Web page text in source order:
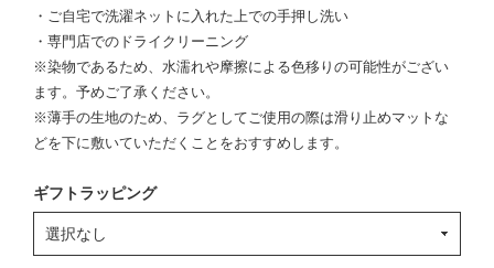
・ご自宅で洗濯ネットに入れた上での手押し洗い
・専門店でのドライクリーニング
※染物であるため、水濡れや摩擦による色移りの可能性がござい
ます。予めご了承ください。
※薄手の生地のため、ラグとしてご使用の際は滑り止めマットな
どを下に敷いていただくことをおすすめします。
ギフトラッピング